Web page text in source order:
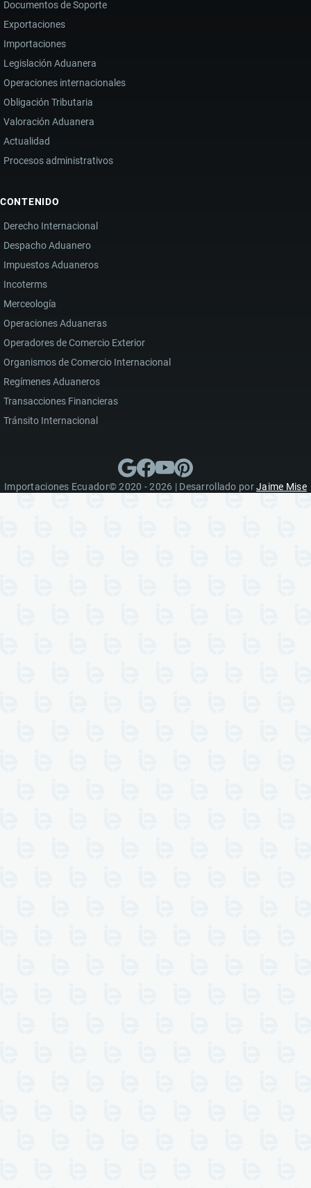
Documentos de Soporte
Exportaciones
Importaciones
Legislación Aduanera
Operaciones internacionales
Obligación Tributaria
Valoración Aduanera
Actualidad
Procesos administrativos
CONTENIDO
Derecho Internacional
Despacho Aduanero
Impuestos Aduaneros
Incoterms
Merceología
Operaciones Aduaneras
Operadores de Comercio Exterior
Organismos de Comercio Internacional
Regímenes Aduaneros
Transacciones Financieras
Tránsito Internacional
Importaciones Ecuador© 2020 - 2026 | Desarrollado porJaime Mise